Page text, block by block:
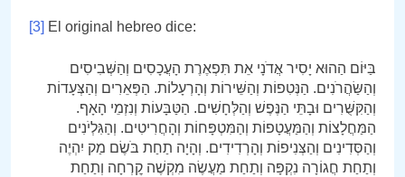
[3] El original hebreo dice:
בַּיּוֹם הַהוּא יָסִיר אֲדֹנָי אֵת תִּפְאֶרֶת הָעֲכָסִים וְהַשְּׁבִיסִים
וְהַשַּׂהֲרֹנִים. הַנְּטִפוֹת וְהַשֵּׁירוֹת וְהָרְעָלוֹת. הַפְּאֵרִים וְהַצְּעָדוֹת
וְהַקִּשֻּׁרִים וּבָתֵּי הַנֶּפֶשׁ וְהַלְּחָשִׁים. הַטַּבָּעוֹת וְנִזְמֵי הָאָף.
הַמַּחֲלָצוֹת וְהַמַּעֲטָפוֹת וְהַמִּטְפָּחוֹת וְהָחֲרִיטִים. וְהַגִּלְיֹנִים
וְהַסְּדִינִים וְהַצְּנִיפוֹת וְהָרְדִידִים. וְהָיָה תַחַת בֹּשֶׂם מַק יִהְיֶה
וְתַחַת חֲגוֹרָה נִקְפָּה וְתַחַת מַעֲשֶׂה מִקְשֶׁה קׇרְחָה וְתַחַת